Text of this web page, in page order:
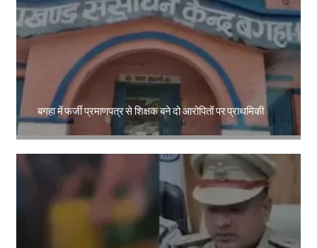
बगहा में फर्जी प्रमाणपत्र से शिक्षक बने दो आरोपितों पर प्राथमिकी
Amit Lekh